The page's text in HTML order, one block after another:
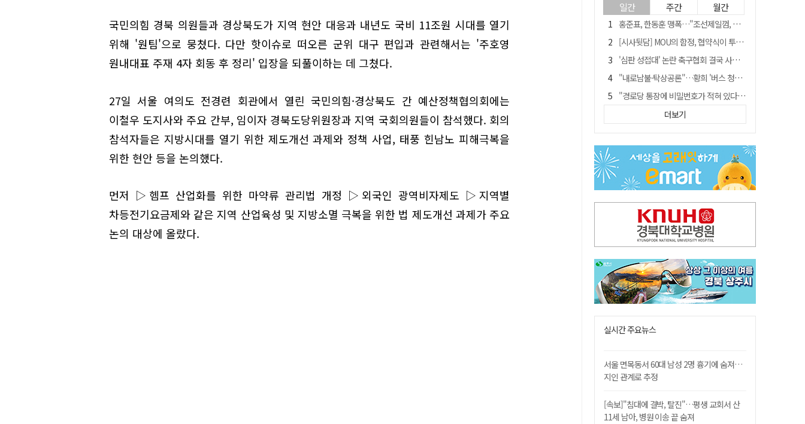
국민의힘 경북 의원들과 경상북도가 지역 현안 대응과 내년도 국비 11조원 시대를 열기
위해 '원팀'으로 뭉쳤다. 다만 핫이슈로 떠오른 군위 대구 편입과 관련해서는 '주호영
원내대표 주재 4자 회동 후 정리' 입장을 되풀이하는 데 그쳤다.
27일 서울 여의도 전경련 회관에서 열린 국민의힘·경상북도 간 예산정책협의회에는
이철우 도지사와 주요 간부, 임이자 경북도당위원장과 지역 국회의원들이 참석했다. 회의
참석자들은 지방시대를 열기 위한 제도개선 과제와 정책 사업, 태풍 힌남노 피해극복을
위한 현안 등을 논의했다.
먼저 ▷헴프 산업화를 위한 마약류 관리법 개정 ▷외국인 광역비자제도 ▷지역별
차등전기요금제와 같은 지역 산업육성 및 지방소멸 극복을 위한 법 제도개선 과제가 주요
논의 대상에 올랐다.
일간 주간 월간
홍준표, 한동훈 맹폭…"조선제일껌, 권력에 살고 권력에 죽었다"
[시사뒷담] MOU의 함정, 협약식이 투자 확정은 아니긴 해
'심판 성접대' 논란 축구협회 결국 사과…"깊이 반성, 쇄신하겠다"
"내로남불·탁상공론"…황희 '버스 청년주택' 제안에 與 내부서도 쓴소리
"경로당 통장에 비밀번호가 적혀 있다"…전국 돌며 경로당 13곳 턴 30대 구속
예안향교 대성전, '국가지정 보물로 지정'
"침대에 결박, 탈진"…평생 교회서 산 11세 남아, 병원 이송 끝 숨져
김민석, 與전당대회 제주·인천 당원투표서 승리…누적 득표는 '초박빙'
[금주의 이슈] 하늘의 외계인, 바다의 귀향자…영화 '호프'와 '오디세이'
더보기
실시간 주요뉴스
서울 면목동서 60대 남성 2명 흉기에 숨져…
지인 관계로 추정
[속보]"침대에 결박, 탈진"…평생 교회서 산
11세 남아, 병원 이송 끝 숨져